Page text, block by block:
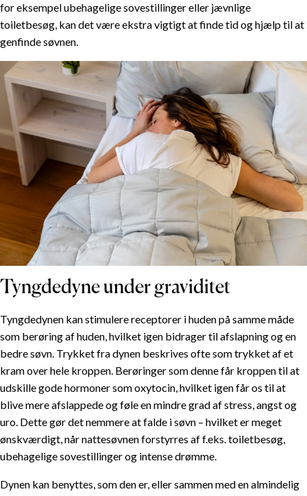
for eksempel ubehagelige sovestillinger eller jævnlige
toiletbesøg, kan det være ekstra vigtigt at finde tid og hjælp til at
genfinde søvnen.
Tyngdedyne under graviditet
Tyngdedynen kan stimulere receptorer i huden på samme måde
som berøring af huden, hvilket igen bidrager til afslapning og en
bedre søvn. Trykket fra dynen beskrives ofte som trykket af et
kram over hele kroppen. Berøringer som denne får kroppen til at
udskille gode hormoner som oxytocin, hvilket igen får os til at
blive mere afslappede og føle en mindre grad af stress, angst og
uro. Dette gør det nemmere at falde i søvn – hvilket er meget
ønskværdigt, når nattesøvnen forstyrres af f.eks. toiletbesøg,
ubehagelige sovestillinger og intense drømme.
Dynen kan benyttes, som den er, eller sammen med en almindelig